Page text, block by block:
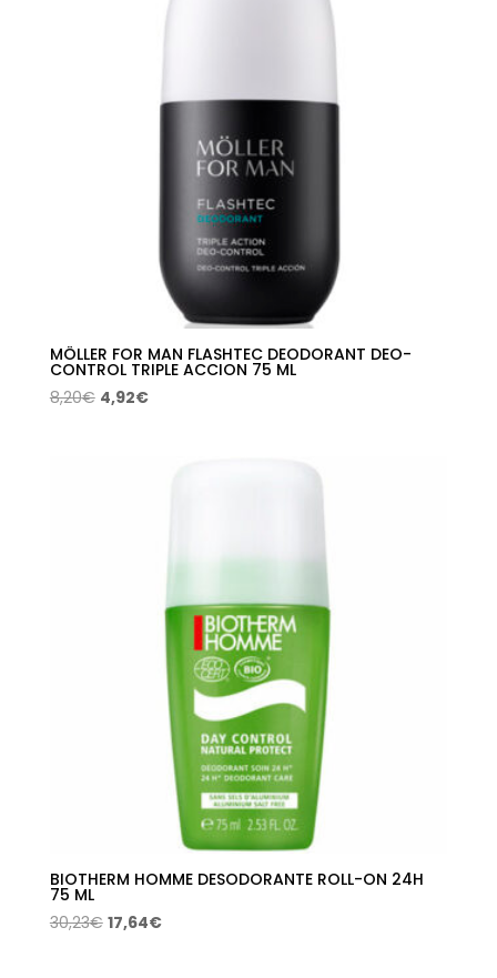
MÖLLER FOR MAN FLASHTEC DEODORANT DEO-
CONTROL TRIPLE ACCION 75 ML
8,20€ El
4,92€El
BIOTHERM HOMME DESODORANTE ROLL-ON 24H
75 ML
30,23€ El
17,64€El